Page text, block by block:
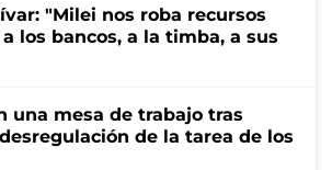
"Milei nos roba recursos
los bancos, a la timba, a sus
una mesa de trabajo tras
de la tarea de los